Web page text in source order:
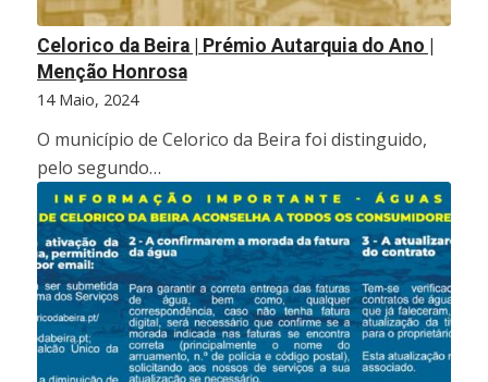
Celorico da Beira | Prémio Autarquia do Ano |
Menção Honrosa
14 Maio, 2024
O município de Celorico da Beira foi distinguido,
pelo segundo…